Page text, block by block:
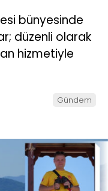
bünyesinde
düzenli olarak
hizmetiyle
Gündem